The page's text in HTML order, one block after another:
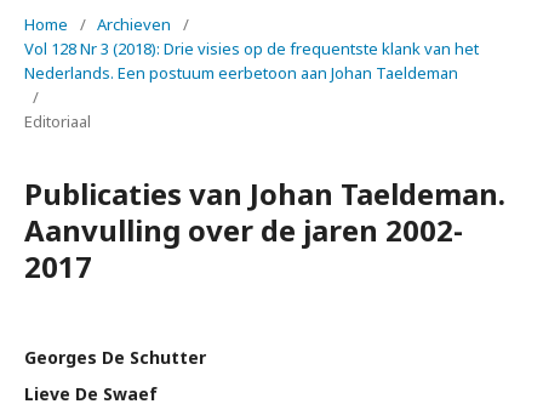
Home / Archieven
/
Vol 128 Nr 3 (2018): Drie visies op de frequentste klank van het
Nederlands. Een postuum eerbetoon aan Johan Taeldeman
/
Editoriaal
Publicaties van Johan Taeldeman.
Aanvulling over de jaren 2002-
2017
Georges De Schutter
Lieve De Swaef